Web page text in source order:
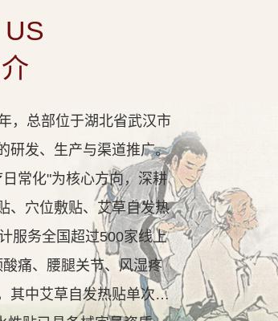
，总部位于湖北省武汉市
研发、生产与渠道推广。
常化"为核心方向，深耕
、穴位敷贴、艾草自发热
服务全国超过500家线上
痛、腰腿关节、风湿疼
其中艾草自发热贴单次持